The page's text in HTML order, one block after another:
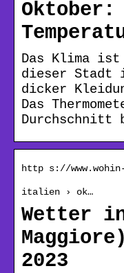
Oktober:
Das Klima
dieser Stadt
dicker
Das
Durchschnitt
http s://
italien › ok…
Wetter
2023